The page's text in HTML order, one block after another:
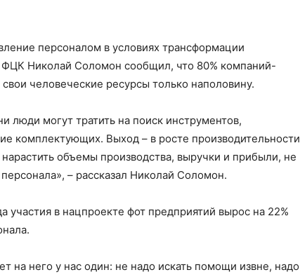
персоналом в условиях трансформации
Николай Соломон сообщил, что 80% компаний-
человеческие ресурсы только наполовину.
люди могут тратить на поиск инструментов,
комплектующих. Выход – в росте производительности
объемы производства, выручки и прибыли, не
– рассказал Николай Соломон.
участия в нацпроекте фот предприятий вырос на 22%
на него у нас один: не надо искать помощи извне, надо